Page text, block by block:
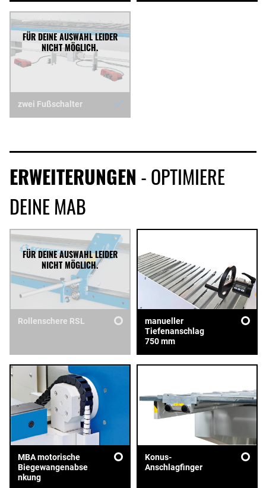
zwei Fußschalter
ERWEITERUNGEN - OPTIMIERE
DEINE MAB
Rollenschere RSL
manueller
Tiefenanschlag
750 mm
MBA motorische
Biegewangenabse
nkung
Konus-
Anschlagfinger